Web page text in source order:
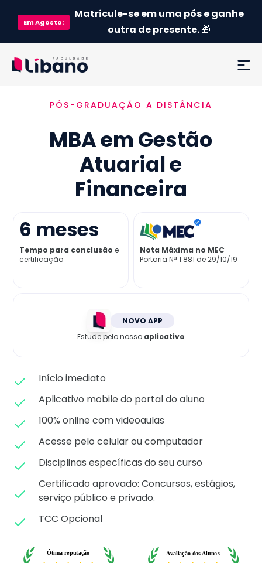
EmAgosto:
Matricule-se em uma pós e ganhe
outra de presente.🎁
Ementa
Como funciona
Credenciamento MEC
Já sou aluno
PÓS-GRADUAÇÃO A DISTÂNCIA
MBA em Gestão
Atuarial e
Financeira
6 meses
Tempo para conclusão e
certificação
Nota Máxima no MEC
Portaria Nª 1.881 de 29/10/19
NOVO APP
Estude pelo nosso aplicativo
Início imediato
Aplicativo mobile do portal do aluno
100% online com videoaulas
Acesse pelo celular ou computador
Disciplinas específicas do seu curso
Certificado aprovado: Concursos, estágios,
serviço público e privado.
TCC Opcional